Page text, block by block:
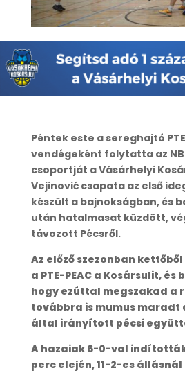
Péntek este a sereghajtó
vendégeként folytatta az NB
csoportját a Vásárhelyi
Vejinović csapata az első
készült a bajnokságban, és
után hatalmasat küzdött,
távozott Pécsről.
Az előző szezonban
a PTE-PEAC a Kosársulit,
hogy ezúttal megszakad a
továbbra is mumus maradt
által irányított pécsi
A hazaiak 6-0-val
perc elején, 11-2-es